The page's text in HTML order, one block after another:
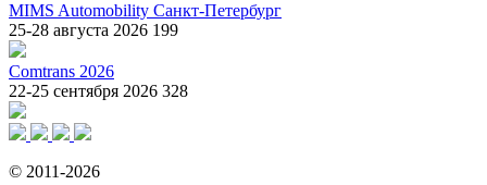
MIMS Automobility Санкт-Петербург
25-28 августа 2026 199
Comtrans 2026
22-25 сентября 2026 328
© 2011-2026